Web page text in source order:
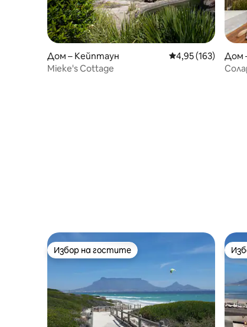
Дом – Кейптаун Средна оценка:
4,95 (163)
Mieke's Cottage
Дом
Избор на гостите
Избор на гостите